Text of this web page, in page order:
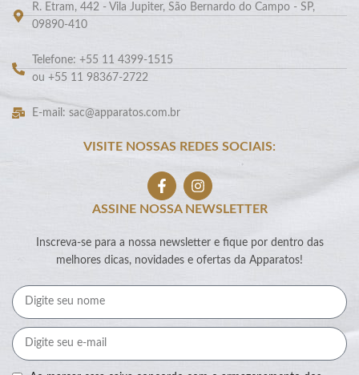
R. Etram, 442 - Vila Jupiter, São Bernardo do Campo - SP,
09890-410
Telefone: +55 11 4399-1515
ou +55 11 98367-2722
E-mail: sac@apparatos.com.br
VISITE NOSSAS REDES SOCIAIS:
ASSINE NOSSA NEWSLETTER
Inscreva-se para a nossa newsletter e fique por dentro das
melhores dicas, novidades e ofertas da Apparatos!